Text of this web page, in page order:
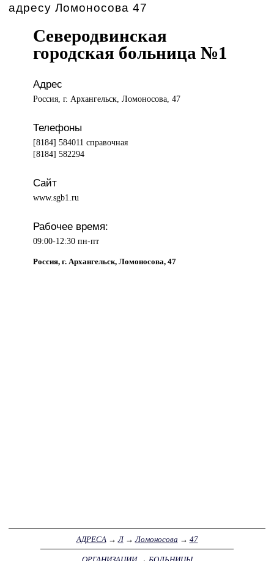
адресу Ломоносова 47
Северодвинская
городская больница №1
Адрес
Россия, г. Архангельск, Ломоносова, 47
Телефоны
[8184] 584011 справочная
[8184] 582294
Сайт
www.sgb1.ru
Рабочее время:
09:00-12:30 пн-пт
Россия, г. Архангельск, Ломоносова, 47
АДРЕСА →Л→Ломоносова → 47